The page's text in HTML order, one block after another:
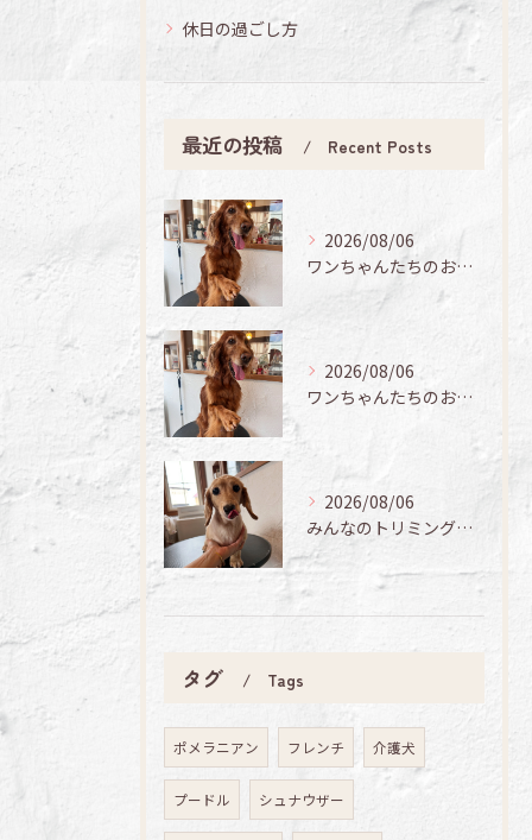
休日の過ごし方
最近の投稿 Recent Posts
2026/08/06
ワンちゃんたちのお手入れ日記🐶✨
2026/08/06
ワンちゃんたちのお手入れ日記🐶✨
2026/08/06
みんなのトリミング日記🌟
タグ Tags
ポメラニアン フレンチ 介護犬
プードル シュナウザー